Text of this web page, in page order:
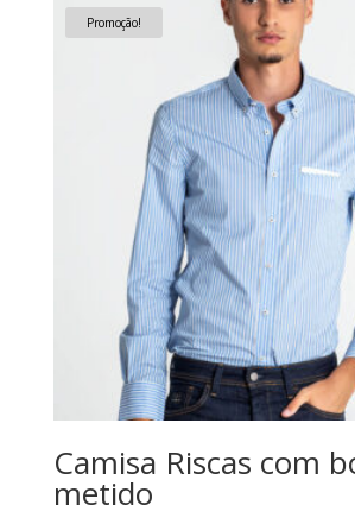
era:
79,80 €.
Promoção!
Camisa Riscas com
metido